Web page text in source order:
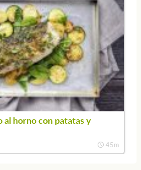
al horno con patatas y
45m